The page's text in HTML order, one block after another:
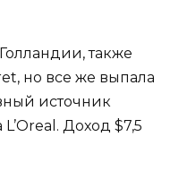
также
но все же выпала
источник
Доход $7,5